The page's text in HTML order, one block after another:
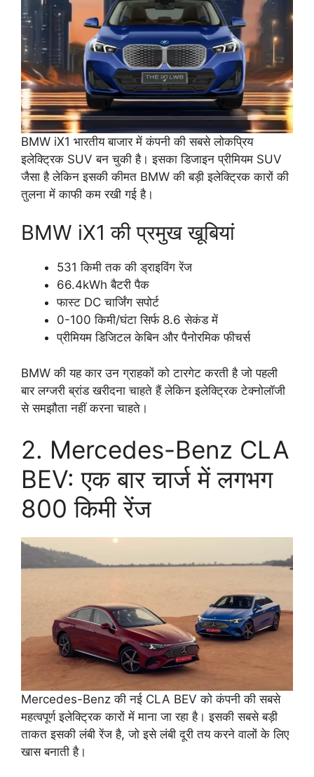
BMW iX1 भारतीय बाजार में कंपनी की सबसे लोकप्रिय
इलेक्ट्रिक SUV बन चुकी है। इसका डिजाइन प्रीमियम SUV
जैसा है लेकिन इसकी कीमत BMW की बड़ी इलेक्ट्रिक कारों की
तुलना में काफी कम रखी गई है।
BMW iX1 की प्रमुख खूबियां
531 किमी तक की ड्राइविंग रेंज
66.4kWh बैटरी पैक
फास्ट DC चार्जिंग सपोर्ट
0-100 किमी/घंटा सिर्फ 8.6 सेकंड में
प्रीमियम डिजिटल केबिन और पैनोरमिक फीचर्स
BMW की यह कार उन ग्राहकों को टारगेट करती है जो पहली
बार लग्जरी ब्रांड खरीदना चाहते हैं लेकिन इलेक्ट्रिक टेक्नोलॉजी
से समझौता नहीं करना चाहते।
2. Mercedes-Benz CLA
BEV: एक बार चार्ज में लगभग
800 किमी रेंज
Mercedes-Benz की नई CLA BEV को कंपनी की सबसे
महत्वपूर्ण इलेक्ट्रिक कारों में माना जा रहा है। इसकी सबसे बड़ी
ताकत इसकी लंबी रेंज है, जो इसे लंबी दूरी तय करने वालों के लिए
खास बनाती है।